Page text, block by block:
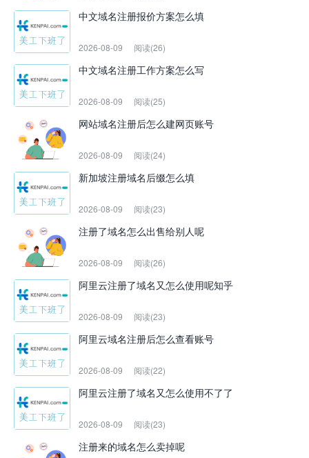
中文域名注册报价方案怎么填
2026-08-09 阅读(26)
中文域名注册工作方案怎么写
2026-08-09 阅读(25)
网站域名注册后怎么建网页账号
2026-08-09 阅读(24)
新加坡注册域名后缀怎么填
2026-08-09 阅读(23)
注册了域名怎么出售给别人呢
2026-08-09 阅读(26)
阿里云注册了域名又怎么使用呢知乎
2026-08-09 阅读(23)
阿里云域名注册后怎么查看账号
2026-08-09 阅读(22)
阿里云注册了域名又怎么使用不了了
2026-08-09 阅读(23)
注册来的域名怎么卖掉呢